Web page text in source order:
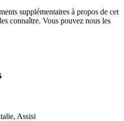
supplémentaires à propos de cet
connaître. Vous pouvez nous les
Assisi